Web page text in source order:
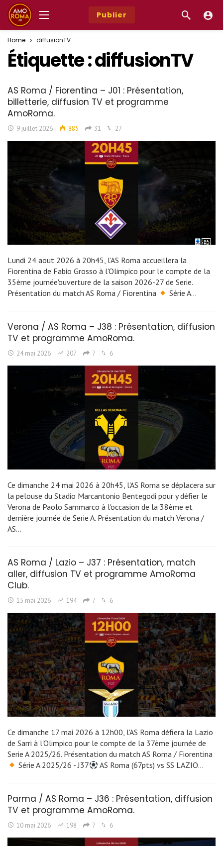
Publier
Home diffusionTV
Étiquette :diffusionTV
AS Roma / Fiorentina – J01 : Présentation,
billetterie, diffusion TV et programme
AmoRoma.
9 juillet 2026 885 31 27
Lundi 24 aout 2026 à 20h45, l'AS Roma accueillera la
Fiorentina de Fabio Grosso à l'Olimpico pour l'e compte de la
35ème journée'ouverture de la saison 2026-27 de Serie.
Présentation du match AS Roma / Fiorentina
Série A…
Verona / AS Roma – J38 : Présentation, diffusion
TV et programme AmoRoma.
24 mai 2026 207 7 6
Ce dimanche 24 mai 2026 à 20h45, l'AS Roma se déplacera sur
la pelouse du Stadio Marcantonio Bentegodi pour y défier le
Verona de Paolo Sammarco à l'occasion de la 38ème et
dernière journée de Serie A. Présentation du match Verona /
AS…
AS Roma / Lazio – J37 : Présentation, match
aller, diffusion TV et programme AmoRoma
Club.
15 mai 2026 194 7 6
Ce dimanche 17 mai 2026 à 12h00, l'AS Roma défiera la Lazio
de Sarri à l'Olimpico pour le compte de la 37ème journée de
Serie A 2025/26. Présentation du match AS Roma / Fiorentina
Série A 2025/26 - J37
AS Roma (67pts) vs SS LAZIO…
Parma / AS Roma – J36 : Présentation, diffusion
TV et programme AmoRoma.
10 mai 2026 198 7 6